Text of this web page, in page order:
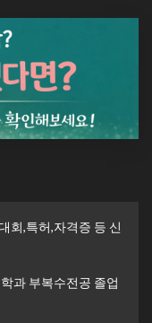
회,특허,자격증 등 신
과 부복수전공 졸업